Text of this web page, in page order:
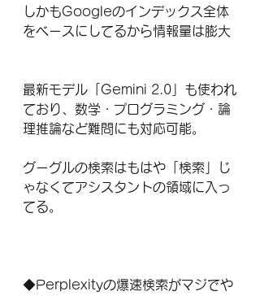
しかもGoogleのインデックス全体
をベースにしてるから情報量は膨大
最新モデル「Gemini 2.0」も使われ
ており、数学・プログラミング・論
理推論など難問にも対応可能。
グーグルの検索はもはや「検索」じ
ゃなくてアシスタントの領域に入っ
てる。
◆Perplexityの爆速検索がマジでや